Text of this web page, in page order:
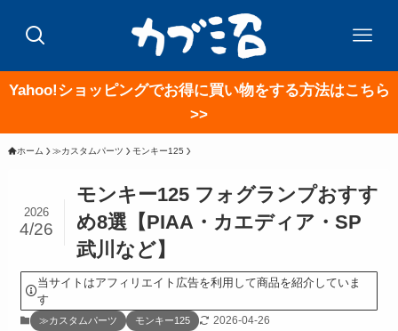
Yahoo!ショッピングでお得に買い物をする方法はこちら
>>
ホーム ≫カスタムパーツ モンキー125
モンキー125 フォグランプおすす
め8選【PIAA・カエディア・SP
武川など】
2026
4/26
当サイトはアフィリエイト広告を利用して商品を紹介していま
す
≫カスタムパーツ モンキー125 2026-04-26